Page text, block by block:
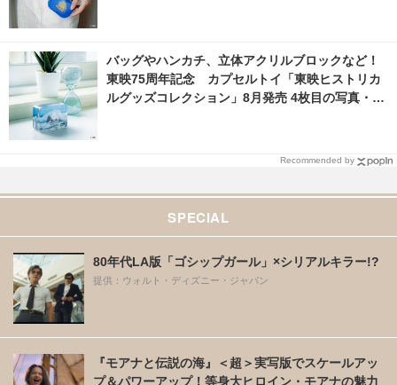
バッグやハンカチ、立体アクリルブロックなど！
東映75周年記念 カプセルトイ「東映ヒストリカ
ルグッズコレクション」8月発売 4枚目の写真・画
Recommended by
SPECIAL
80年代LA版「ゴシップガール」×シリアルキラー!?
提供：ウォルト・ディズニー・ジャパン
『モアナと伝説の海』＜超＞実写版でスケールアッ
プ＆パワーアップ！等身大ヒロイン・モアナの魅力